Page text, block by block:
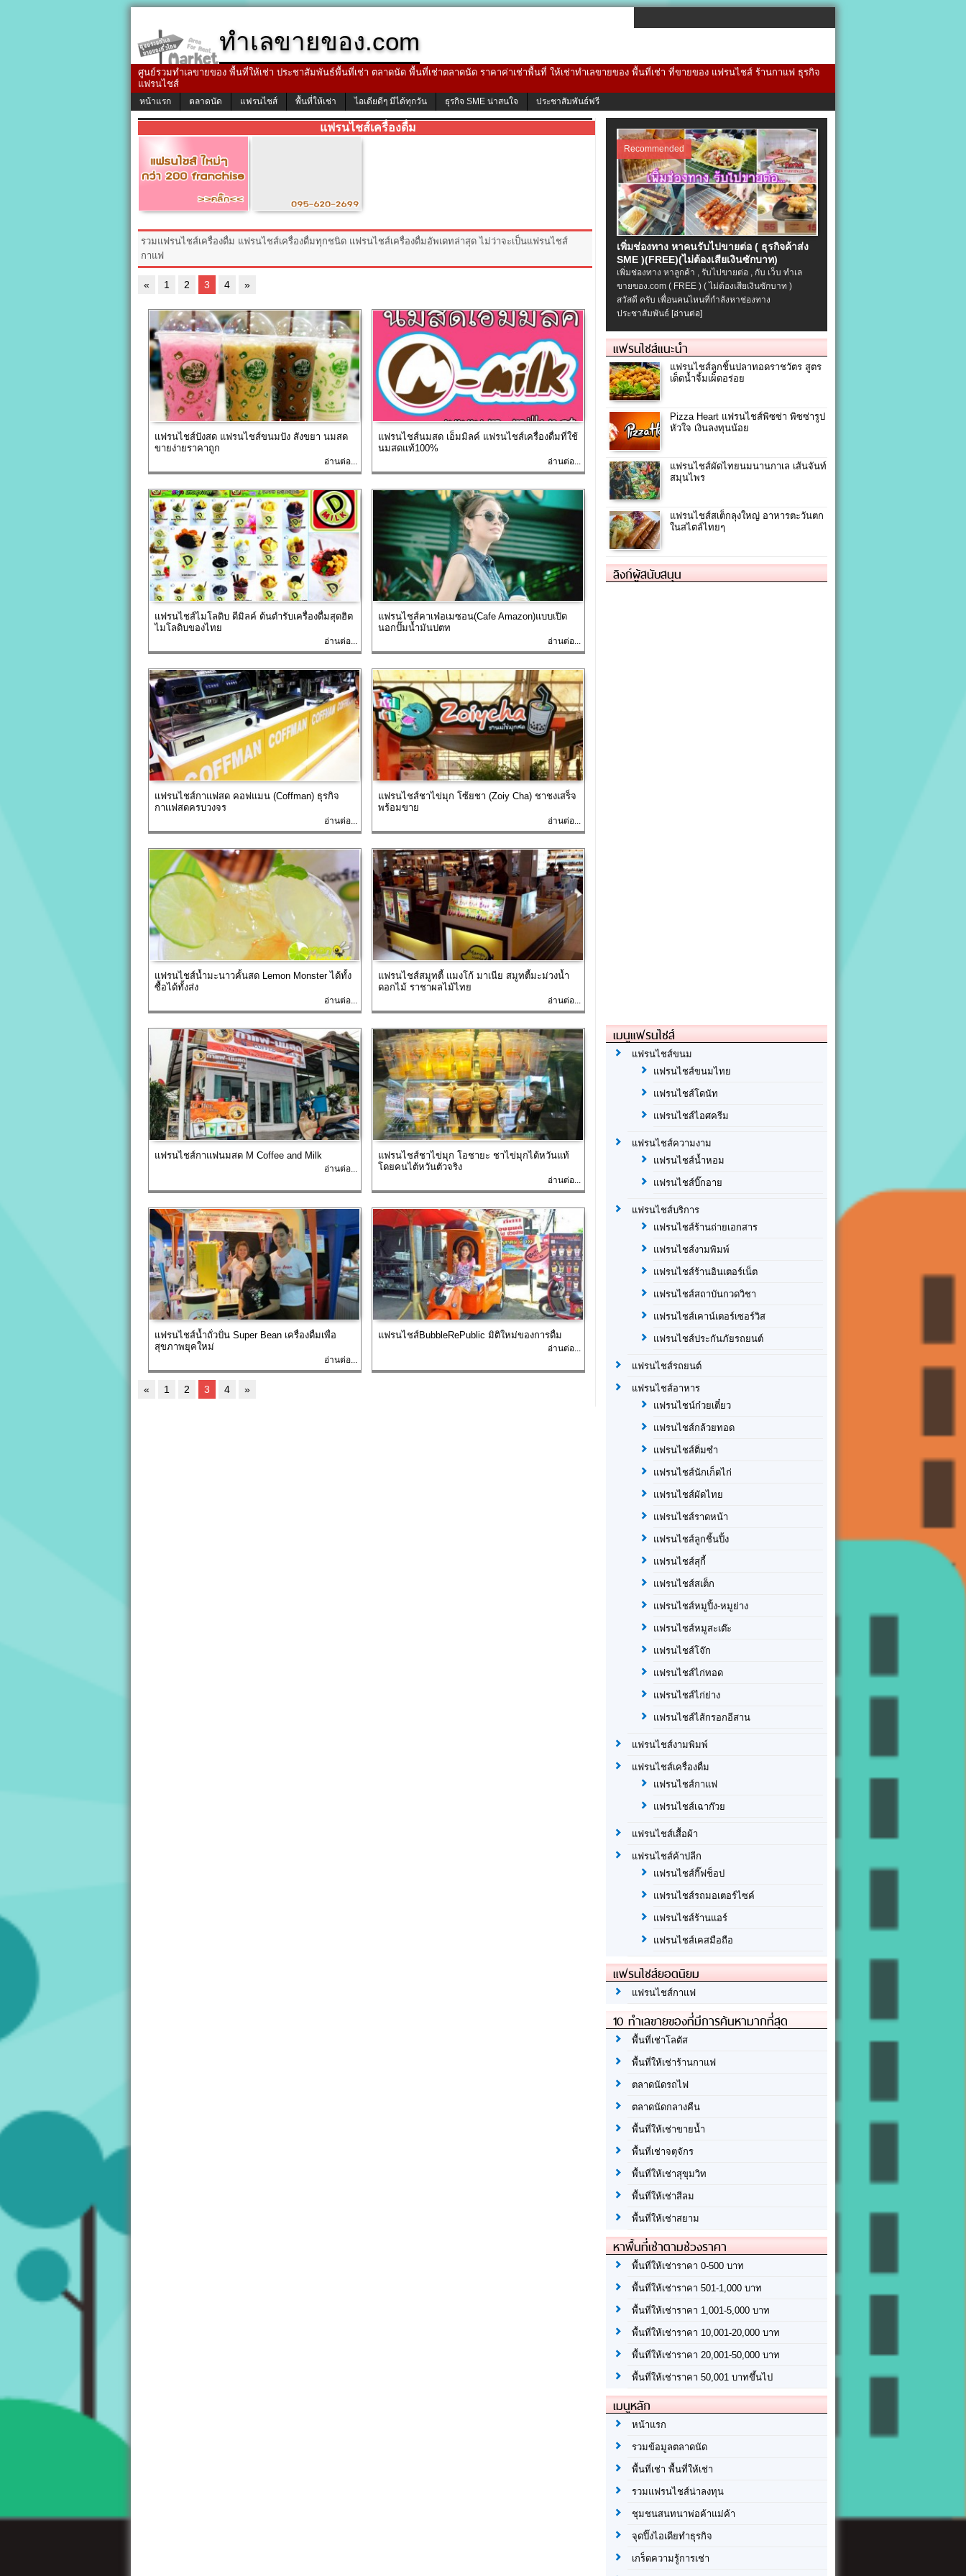
ทำเลขายของ.com
ศูนย์รวมทำเลขายของ พื้นที่ให้เช่า ประชาสัมพันธ์พื้นที่เช่า ตลาดนัด พื้นที่เช่าตลาดนัด ราคาค่าเช่าพื้นที่ ให้เช่าทำเลขายของ พื้นที่เช่า ที่ขายของ แฟรนไชส์ ร้านกาแฟ ธุรกิจ
แฟรนไชส์
หน้าแรก ตลาดนัด แฟรนไชส์ พื้นที่ให้เช่า ไอเดียดีๆ มีได้ทุกวัน ธุรกิจ SME น่าสนใจ ประชาสัมพันธ์ฟรี
แฟรนไชส์เครื่องดื่ม
รวมแฟรนไชส์เครื่องดื่ม แฟรนไชส์เครื่องดื่มทุกชนิด แฟรนไชส์เครื่องดื่มอัพเดทล่าสุด ไม่ว่าจะเป็นแฟรนไชส์
กาแฟ
« 1 2 3 4 »
แฟรนไชส์ปังสด แฟรนไชส์ขนมปัง สังขยา นมสด
ขายง่ายราคาถูก
อ่านต่อ...
แฟรนไชส์นมสด เอ็มมิลค์ แฟรนไชส์เครื่องดื่มที่ใช้
นมสดแท้100%
อ่านต่อ...
แฟรนไชส์ไมโลดิบ ดีมิลค์ ต้นตำรับเครื่องดื่มสุดฮิต
ไมโลดิบของไทย
อ่านต่อ...
แฟรนไชส์คาเฟ่อเมซอน(Cafe Amazon)แบบเปิด
นอกปั๊มน้ำมันปตท
อ่านต่อ...
แฟรนไชส์กาแฟสด คอฟแมน (Coffman) ธุรกิจ
กาแฟสดครบวงจร
อ่านต่อ...
แฟรนไชส์ชาไข่มุก โซ้ยชา (Zoiy Cha) ชาชงเสร็จ
พร้อมขาย
อ่านต่อ...
แฟรนไชส์น้ำมะนาวคั้นสด Lemon Monster ได้ทั้ง
ซื้อได้ทั้งส่ง
อ่านต่อ...
แฟรนไชส์สมูทตี้ แมงโก้ มาเนีย สมูทตี้มะม่วงน้ำ
ดอกไม้ ราชาผลไม้ไทย
อ่านต่อ...
แฟรนไชส์กาแฟนมสด M Coffee and Milk
อ่านต่อ...
แฟรนไชส์ชาไข่มุก โอชายะ ชาไข่มุกไต้หวันแท้
โดยคนไต้หวันตัวจริง
อ่านต่อ...
แฟรนไชส์น้ำถั่วปั่น Super Bean เครื่องดื่มเพื่อ
สุขภาพยุคใหม่
อ่านต่อ...
แฟรนไชส์BubbleRePublic มิติใหม่ของการดื่ม
อ่านต่อ...
« 1 2 3 4 »
Recommended
เพิ่มช่องทาง หาคนรับไปขายต่อ ( ธุรกิจค้าส่ง
SME )(FREE)(ไม่ต้องเสียเงินซักบาท)
เพิ่มช่องทาง หาลูกค้า , รับไปขายต่อ , กับ เว็บ ทำเล
ขายของ.com ( FREE ) ( ไม่ต้องเสียเงินซักบาท )
สวัสดี ครับ เพื่อนคนไหนที่กำลังหาช่องทาง
ประชาสัมพันธ์ [อ่านต่อ]
แฟรนไชส์แนะนำ
แฟรนไชส์ลูกชิ้นปลาทอดราชวัตร สูตร
เด็ดน้ำจิ้มเผ็ดอร่อย
Pizza Heart แฟรนไชส์พิซซ่า พิซซ่ารูป
หัวใจ เงินลงทุนน้อย
แฟรนไชส์ผัดไทยนมนานกาเล เส้นจันท์
สมุนไพร
แฟรนไชส์สเต็กลุงใหญ่ อาหารตะวันตก
ในสไตล์ไทยๆ
ลิงก์ผู้สนับสนุน
เมนูแฟรนไชส์
แฟรนไชส์ขนม
แฟรนไชส์ขนมไทย
แฟรนไชส์โดนัท
แฟรนไชส์ไอศครีม
แฟรนไชส์ความงาม
แฟรนไชส์น้ำหอม
แฟรนไชส์บิ๊กอาย
แฟรนไชส์บริการ
แฟรนไชส์ร้านถ่ายเอกสาร
แฟรนไชส์งามพิมพ์
แฟรนไชส์ร้านอินเตอร์เน็ต
แฟรนไชส์สถาบันกวดวิชา
แฟรนไชส์เคาน์เตอร์เซอร์วิส
แฟรนไชส์ประกันภัยรถยนต์
แฟรนไชส์รถยนต์
แฟรนไชส์อาหาร
แฟรนไชน์ก๋วยเตี๋ยว
แฟรนไชส์กล้วยทอด
แฟรนไชส์ติ่มซำ
แฟรนไชส์นักเก็ตไก่
แฟรนไชส์ผัดไทย
แฟรนไชส์ราดหน้า
แฟรนไชส์ลูกชิ้นปิ้ง
แฟรนไชส์สุกี้
แฟรนไชส์สเต็ก
แฟรนไชส์หมูปิ้ง-หมูย่าง
แฟรนไชส์หมูสะเต๊ะ
แฟรนไชส์โจ๊ก
แฟรนไชส์ไก่ทอด
แฟรนไชส์ไก่ย่าง
แฟรนไชส์ไส้กรอกอีสาน
แฟรนไชส์งามพิมพ์
แฟรนไชส์เครื่องดื่ม
แฟรนไชส์กาแฟ
แฟรนไชส์เฉาก๊วย
แฟรนไชส์เสื้อผ้า
แฟรนไชส์ค้าปลีก
แฟรนไชส์กิ๊ฟช็อป
แฟรนไชส์รถมอเตอร์ไซค์
แฟรนไชส์ร้านแอร์
แฟรนไชส์เคสมือถือ
แฟรนไชส์ยอดนิยม
แฟรนไชส์กาแฟ
10 ทำเลขายของที่มีการค้นหามากที่สุด
พื้นที่เช่าโลตัส
พื้นที่ให้เช่าร้านกาแฟ
ตลาดนัดรถไฟ
ตลาดนัดกลางคืน
พื้นที่ให้เช่าขายน้ำ
พื้นที่เช่าจตุจักร
พื้นที่ให้เช่าสุขุมวิท
พื้นที่ให้เช่าสีลม
พื้นที่ให้เช่าสยาม
หาพื้นที่เช่าตามช่วงราคา
พื้นที่ให้เช่าราคา 0-500 บาท
พื้นที่ให้เช่าราคา 501-1,000 บาท
พื้นที่ให้เช่าราคา 1,001-5,000 บาท
พื้นที่ให้เช่าราคา 10,001-20,000 บาท
พื้นที่ให้เช่าราคา 20,001-50,000 บาท
พื้นที่ให้เช่าราคา 50,001 บาทขึ้นไป
เมนูหลัก
หน้าแรก
รวมข้อมูลตลาดนัด
พื้นที่เช่า พื้นที่ให้เช่า
รวมแฟรนไชส์น่าลงทุน
ชุมชนสนทนาพ่อค้าแม่ค้า
จุดปิ๊งไอเดียทำธุรกิจ
เกร็ดความรู้การเช่า